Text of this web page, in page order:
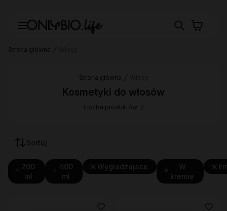
Strona główna
Strona główna
Kosmetyki do włosów
Liczba produktów: 2
Sortuj
200
ml
400
ml
Wygladzajace
W
kremie